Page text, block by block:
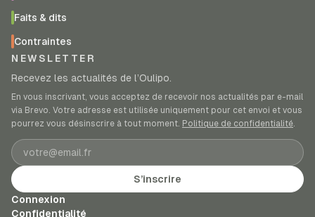
Faits & dits
Contraintes
NEWSLETTER
Recevez les actualités de l’Oulipo.
En vous inscrivant, vous acceptez de recevoir nos actualités par e-mail
via Brevo. Votre adresse est utilisée uniquement pour cet envoi et vous
pourrez vous désinscrire à tout moment. Politique de confidentialité.
Adresse e-mail
S’inscrire
Connexion
Confidentialité